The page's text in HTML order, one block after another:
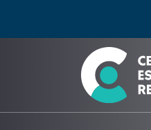
Seleccione país
Buscar